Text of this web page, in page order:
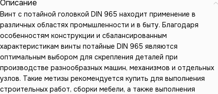
Описание
Винт с потайной головкой DIN 965 находит применение в
различных областях промышленности и в быту. Благодаря
особенностям конструкции и сбалансированным
характеристикам винты потайные DIN 965 являются
оптимальным выбором для скрепления деталей при
производстве разнообразных машин, механизмов и отдельных
узлов. Такие метизы рекомендуется купить для выполнения
строительных работ, сборки мебели, а также выполнения